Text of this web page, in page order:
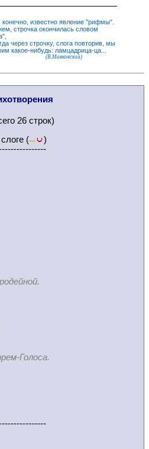
известно явление "рифмы".
строчка окончилась словом
",
через строчку, слога повторив, мы
какое-нибудь: ламцадрица-ца...
(В.Маяковский)
26 строк)
(—
)
Голоса.